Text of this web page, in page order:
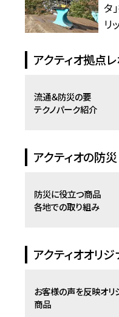
タ
リ
アクティオ拠点
流通＆防災の要
テクノパーク紹介
アクティオの防災
防災に役立つ商品
各地での取り組み
アクティオオリ
お客様の声を反映オリ
商品